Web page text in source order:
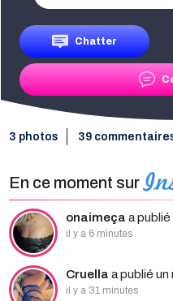
Chatter
3 photos 39
En ce moment sur
onaimeça a
il y a 6 minutes
Cruella a publié
il y a 31 minutes